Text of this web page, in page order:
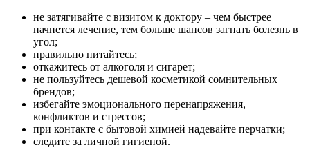
не затягивайте с визитом к доктору – чем быстрее
начнется лечение, тем больше шансов загнать болезнь в
угол;
правильно питайтесь;
откажитесь от алкоголя и сигарет;
не пользуйтесь дешевой косметикой сомнительных
брендов;
избегайте эмоционального перенапряжения,
конфликтов и стрессов;
при контакте с бытовой химией надевайте перчатки;
следите за личной гигиеной.